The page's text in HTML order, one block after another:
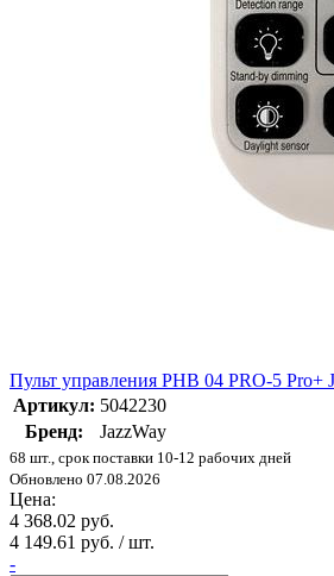
Пульт управления PHB 04 PRO-5 Pro+
Артикул: 5042230
Бренд:
JazzWay
68 шт., срок поставки 10-12 рабочих дней
Обновлено 07.08.2026
Цена:
4 368.02 руб.
4 149.61 руб. / шт.
-